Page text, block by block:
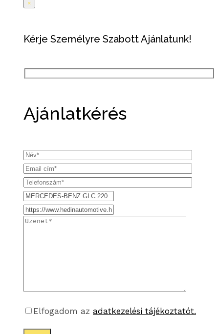
×
Kérje Személyre Szabott Ajánlatunk!
Ajánlatkérés
Elfogadom az adatkezelési tájékoztatót.